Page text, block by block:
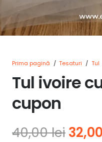
Prima pagină / Tesaturi / Tul
Tul ivoire
cupon
40,00leiPrețul
32,00